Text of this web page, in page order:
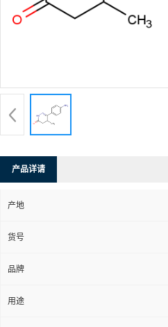
产品详请
产地
货号
品牌
用途